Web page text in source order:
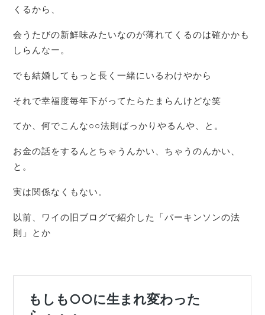
くるから、
会うたびの新鮮味みたいなのが薄れてくるのは確かかも
しらんなー。
でも結婚してもっと長く一緒にいるわけやから
それで幸福度毎年下がってたらたまらんけどな笑
てか、何でこんな○○法則ばっかりやるんや、と。
お金の話をするんとちゃうんかい、ちゃうのんかい、
と。
実は関係なくもない。
以前、ワイの旧ブログで紹介した「パーキンソンの法
則」とか